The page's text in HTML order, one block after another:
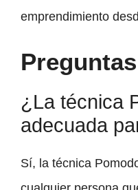
emprendimiento
¿La técnica
adecuada
Sí, la técnica